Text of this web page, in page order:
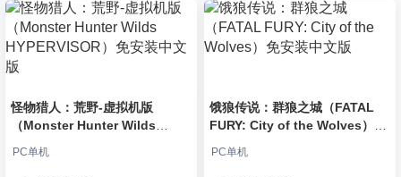
怪物猎人：荒野-虚拟机版
（Monster Hunter Wilds
PC单机
饿狼传说：群狼之城（FATAL
FURY: City of the Wolves）免
PC单机